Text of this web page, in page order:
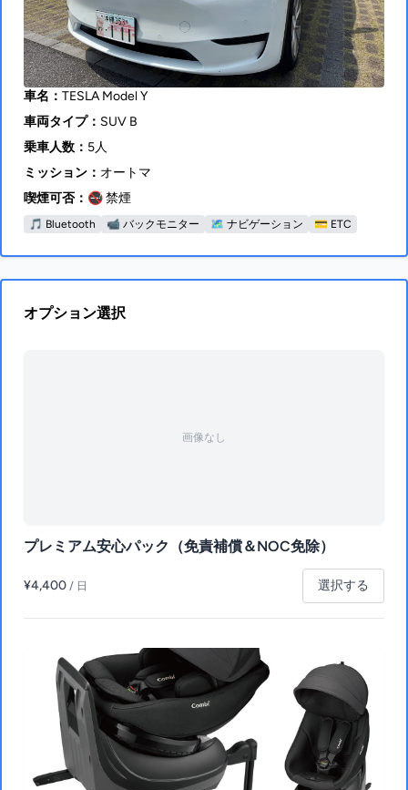
車名： TESLA Model Y
車両タイプ： SUV B
乗車人数： 5人
ミッション： オートマ
喫煙可否： 🚭 禁煙
🎵 Bluetooth 📹 バックモニター 🗺 ナビゲーション 💳 ETC
オプション選択
画像なし
プレミアム安心パック（免責補償＆NOC免除）
¥4,400 / 日 選択する